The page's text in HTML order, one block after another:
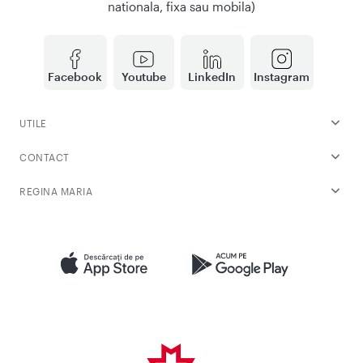
Facebook Youtube LinkedIn Instagram
nationala, fixa sau mobila)
UTILE
CONTACT
REGINA MARIA